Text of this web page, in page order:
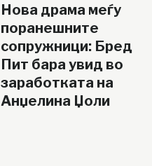
Нова драма меѓу
поранешните
сопружници: Бред
Пит бара увид во
заработката на
Анџелина Џоли